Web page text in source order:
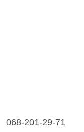
068-201-29-71